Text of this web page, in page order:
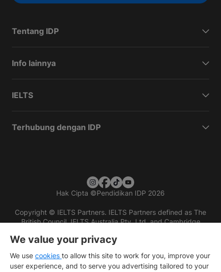
Tentang IDP
Info lainnya
IELTS
Terhubung dengan IDP
Hak Cipta ©Pendidikan IDP 2026
Copyright © IELTS Partners. IELTS Partners defined as The
British Council, IELTS Australia Pty. Ltd. and Cambridge
We value your privacy
We use cookies to allow this site to work for you, improve your
user experience, and to serve you advertising tailored to your